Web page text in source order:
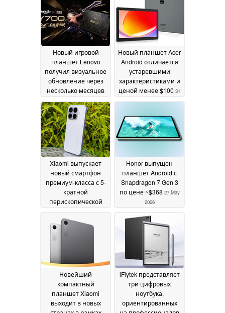
Новый игровой
планшет Lenovo
получил визуальное
обновление через
несколько месяцев
31 May
2026
Новый планшет Acer
Android отличается
устаревшими
характеристиками и
ценой менее $100 31
May 2026
Xiaomi выпускает
новый смартфон
премиум-класса с 5-
кратной
перископической
аккумулятором на 6
500 мАч
Honor выпущен
планшет Android с
Snapdragon 7 Gen 3
по цене ~$368 27 May
2026
Новейший
компактный
планшет Xiaomi
выходит в новых
iFlytek представляет
три цифровых
ноутбука,
ориентированных